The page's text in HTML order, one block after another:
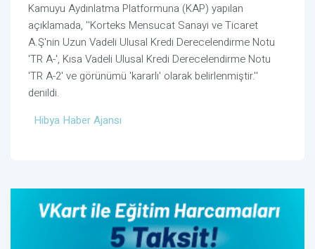
Kamuyu Aydınlatma Platformuna (KAP) yapılan
açıklamada, ''Korteks Mensucat Sanayi ve Ticaret
A.Ş'nin Uzun Vadeli Ulusal Kredi Derecelendirme Notu
'TR A-', Kısa Vadeli Ulusal Kredi Derecelendirme Notu
'TR A-2' ve görünümü 'kararlı' olarak belirlenmiştir.''
denildi.
Hibya Haber Ajansı